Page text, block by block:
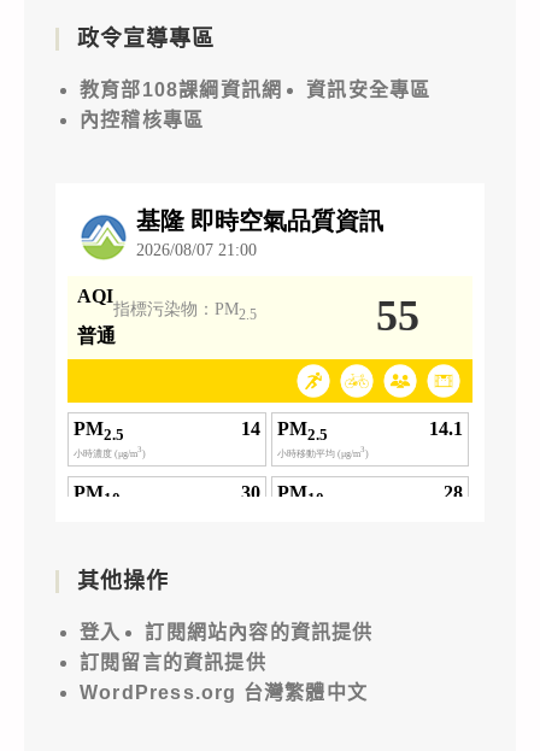
政令宣導專區
教育部108課綱資訊網
資訊安全專區
內控稽核專區
其他操作
登入
訂閱網站內容的資訊提供
訂閱留言的資訊提供
WordPress.org 台灣繁體中文